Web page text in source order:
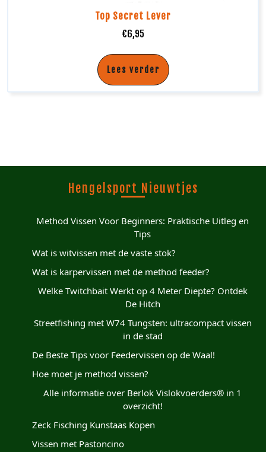
Top Secret Lever
€6,95
Lees verder
Hengelsport Nieuwtjes
Method Vissen Voor Beginners: Praktische Uitleg en
Tips
Wat is witvissen met de vaste stok?
Wat is karpervissen met de method feeder?
Welke Twitchbait Werkt op 4 Meter Diepte? Ontdek
De Hitch
Streetfishing met W74 Tungsten: ultracompact vissen
in de stad
De Beste Tips voor Feedervissen op de Waal!
Hoe moet je method vissen?
Alle informatie over Berlok Vislokvoerders® in 1
overzicht!
Zeck Fisching Kunstaas Kopen
Vissen met Pastoncino